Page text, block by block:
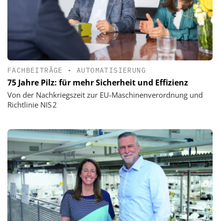
FACHBEITRÄGE •AUTOMATISIERUNG
75 Jahre Pilz: für mehr Sicherheit und Effizienz
Von der Nachkriegszeit zur EU-Maschinenverordnung und
Richtlinie NIS 2